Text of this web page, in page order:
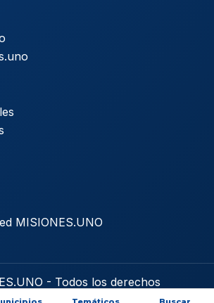
MISIONES.UNO
- Todos los derechos